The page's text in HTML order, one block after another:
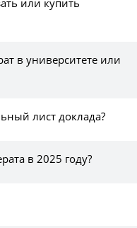
в университете или
лист доклада?
в 2025 году?